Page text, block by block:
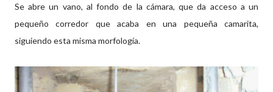
Se abre un vano, al fondo de la cámara, que da acceso a un
pequeño corredor que acaba en una pequeña camarita,
siguiendo esta misma morfología.